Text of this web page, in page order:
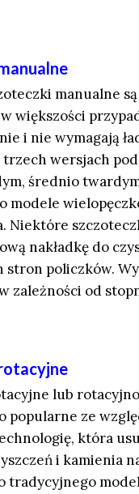
manualne
większości
i nie wymagają
trzech wersjach
średnio
modele
Niektóre
nakładkę do
policzków.
zależności od
lub
popularne ze
która
i kamienia
tradycyjnego